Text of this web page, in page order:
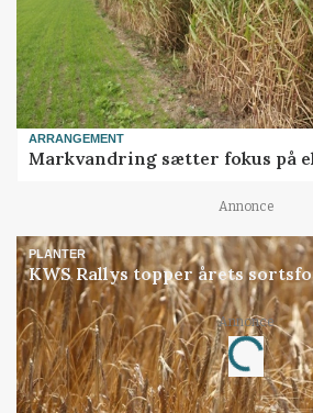
ARRANGEMENT
Markvandring sætter fokus på
Annonce
PLANTER
KWS Rallys topper årets
Annonce
Loading...